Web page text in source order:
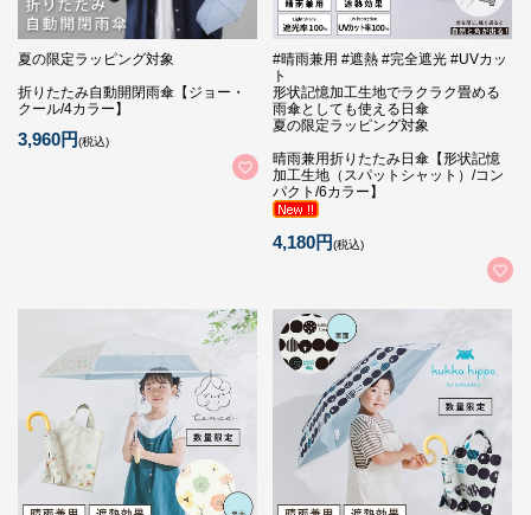
夏の限定ラッピング対象
折りたたみ自動開閉雨傘【ジョー・
クール/4カラー】
3,960円(税込)
#晴雨兼用 #遮熱 #完全遮光 #UVカッ
ト
形状記憶加工生地でラクラク畳める
雨傘としても使える日傘
夏の限定ラッピング対象
晴雨兼用折りたたみ日傘【形状記憶
加工生地（スパットシャット）/コン
パクト/6カラー】
4,180円(税込)